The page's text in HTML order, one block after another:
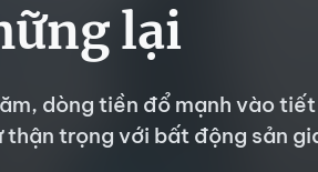
lại
dòng tiền đổ mạnh vào tiết
thận trọng với bất động sản